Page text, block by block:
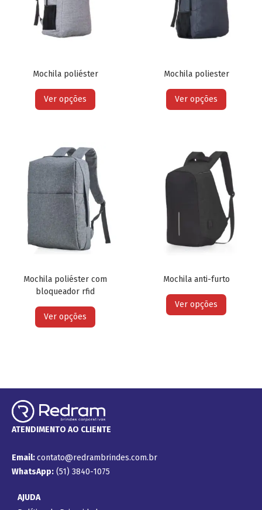
Mochila poliéster
Ver opções
Mochila poliester
Ver opções
Mochila poliéster com
bloqueador rfid
Ver opções
Mochila anti-furto
Ver opções
ATENDIMENTO AO CLIENTE
Email:contato@redrambrindes.com.br
WhatsApp: (51) 3840-1075
AJUDA